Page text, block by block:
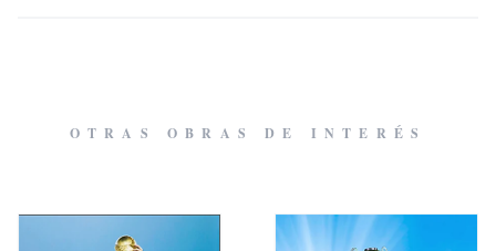
OTRAS OBRAS DE INTERÉS